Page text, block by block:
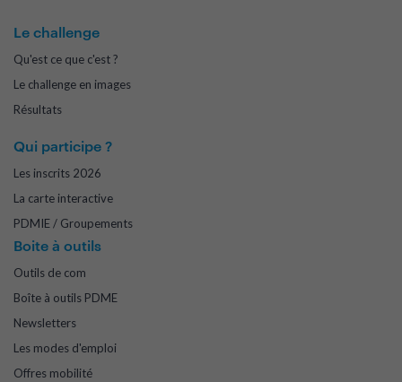
Le challenge
Qu'est ce que c'est ?
Le challenge en images
Résultats
Qui participe ?
Les inscrits 2026
La carte interactive
PDMIE / Groupements
Boite à outils
Outils de com
Boîte à outils PDME
Newsletters
Les modes d'emploi
Offres mobilité